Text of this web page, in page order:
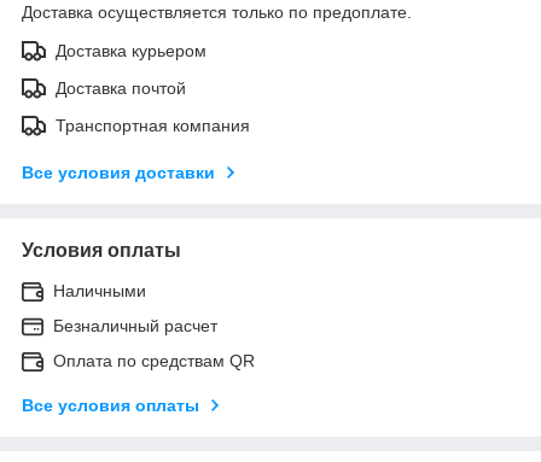
Доставка осуществляется только по предоплате.
Доставка курьером
Доставка почтой
Транспортная компания
Все условия доставки
Условия оплаты
Наличными
Безналичный расчет
Оплата по средствам QR
Все условия оплаты